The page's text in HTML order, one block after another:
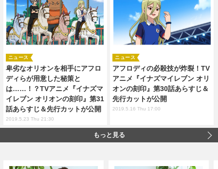
卑劣なオリオンを相手にアフロ
ディらが用意した秘策と
は……！？TVアニメ『イナズマ
イレブン オリオンの刻印』第31
話あらすじ＆先行カットが公開
ニュース
2019.5.23 Thu 21:30
アフロディの必殺技が炸裂！TV
アニメ『イナズマイレブン オリ
オンの刻印』第30話あらすじ＆
先行カットが公開
ニュース
2019.5.16 Thu 17:00
もっと見る